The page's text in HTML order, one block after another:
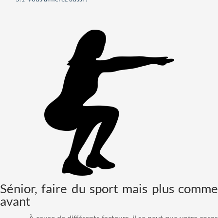
Sénior, faire du sport mais plus comme
avant